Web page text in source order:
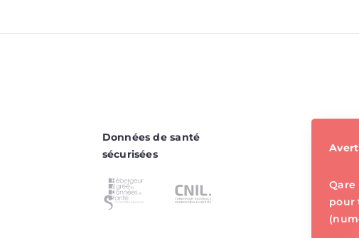
Données de santé
sécurisées
Qare
pour